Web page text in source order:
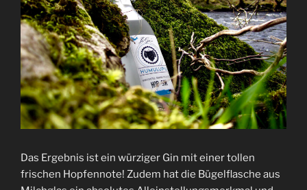
Das Ergebnis ist ein würziger Gin mit einer tollen
frischen Hopfennote! Zudem hat die Bügelflasche aus